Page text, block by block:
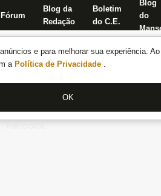
e para melhorar sua experiência.
a Política de Privacidade .
OK
Fórum
Blog da
Redação
Boletim
do C.E.
Blog
do